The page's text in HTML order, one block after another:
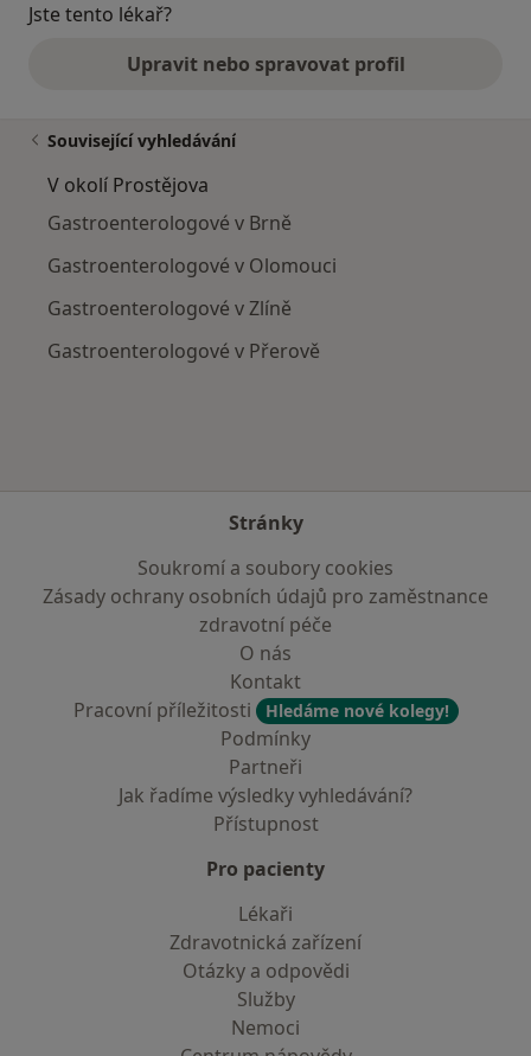
Jste tento lékař?
Upravit nebo spravovat profil
Související vyhledávání
V okolí Prostějova
Gastroenterologové v Brně
Gastroenterologové v Olomouci
Gastroenterologové v Zlíně
Gastroenterologové v Přerově
Stránky
Soukromí a soubory cookies
Zásady ochrany osobních údajů pro zaměstnance
zdravotní péče
O nás
Kontakt
Pracovní příležitosti
Hledáme nové kolegy!
Podmínky
Partneři
Jak řadíme výsledky vyhledávání?
Přístupnost
Pro pacienty
Lékaři
Zdravotnická zařízení
Otázky a odpovědi
Služby
Nemoci